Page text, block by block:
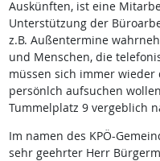
Auskünften, ist eine
Unterstützung der
z.B. Außentermine
und Menschen, die
müssen sich immer
persönlch aufsuchen
Tummelplatz 9 vergeblich
Im namen des KPÖ-
sehr geehrter Herr